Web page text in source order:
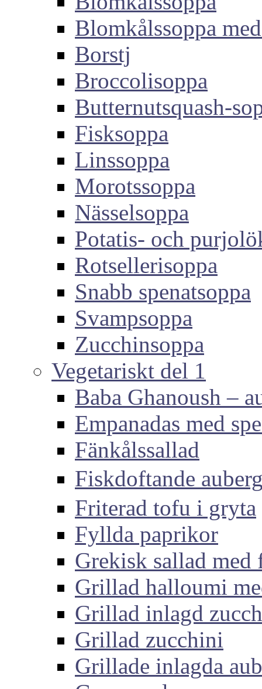
Blomkålssoppa
Borstj
Broccolisoppa
Butternutsquash-
Fisksoppa
Linssoppa
Morotssoppa
Nässelsoppa
Potatis- och
Rotsellerisoppa
Snabb spenatsoppa
Svampsoppa
Zucchinsoppa
Vegetariskt del 1
Baba Ghanoush –
Empanadas med
Fänkålssallad
Fiskdoftande
Friterad tofu i gryta
Fyllda paprikor
Grekisk sallad med
Grillad halloumi
Grillad inlagd
Grillad zucchini
Grillade inlagda